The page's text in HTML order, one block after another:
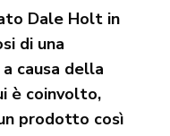
Dale Holt in
di una
causa della
è coinvolto,
prodotto così